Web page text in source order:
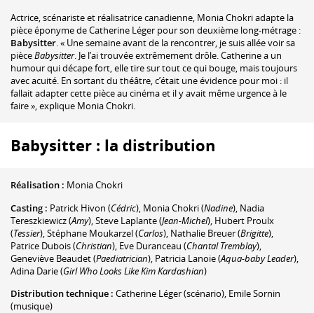
Actrice, scénariste et réalisatrice canadienne, Monia Chokri adapte la
pièce éponyme de Catherine Léger pour son deuxième long-métrage :
Babysitter. « Une semaine avant de la rencontrer, je suis allée voir sa
pièceBabysitter. Je l’ai trouvée extrêmement drôle. Catherine a un
humour qui décape fort, elle tire sur tout ce qui bouge, mais toujours
avec acuité. En sortant du théâtre, c’était une évidence pour moi : il
fallait adapter cette pièce au cinéma et il y avait même urgence à le
faire », explique Monia Chokri.
Babysitter : la distribution
Réalisation : Monia Chokri
Casting : Patrick Hivon (Cédric) Monia Chokri(Nadine) Nadia
Tereszkiewicz(Amy) Steve Laplante(Jean-Michel) Hubert Proulx
(Tessier) Stéphane Moukarzel(Carlos) Nathalie Breuer(Brigitte)
Patrice Dubois(Christian) Eve Duranceau (Chantal Tremblay)
Geneviève Beaudet(Paediatrician) Patricia Lanoie(Aqua-baby Leader)
Adina Darie(Girl Who Looks Like Kim Kardashian)
Distribution technique : Catherine Léger(scénario), Emile Sornin
(musique)